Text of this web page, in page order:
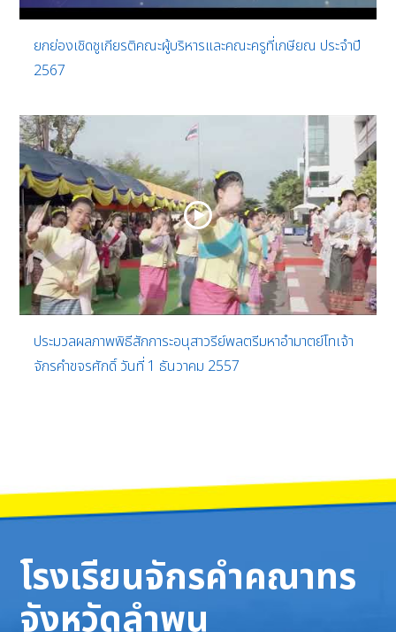
ยกย่องเชิดชูเกียรติคณะผู้บริหารและคณะครูที่เกษียณ ประจำปี
2567
ประมวลผลภาพพิธีสักการะอนุสาวรีย์พลตรีมหาอำมาตย์โทเจ้า
จักรคำขจรศักดิ์ วันที่ 1 ธันวาคม 2557
โรงเรียนจักรคำคณาทร
จังหวัดลำพูน